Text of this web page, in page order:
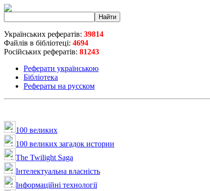
Українських рефератів: 39814
Файлів в бібліотеці: 4694
Російських рефератів: 81243
Реферати українською
Бібліотека
Рефераты на русском
100 великих
100 великих загадок истории
The Twilight Saga
Інтелектуальна влaсність
Інформаційні технології